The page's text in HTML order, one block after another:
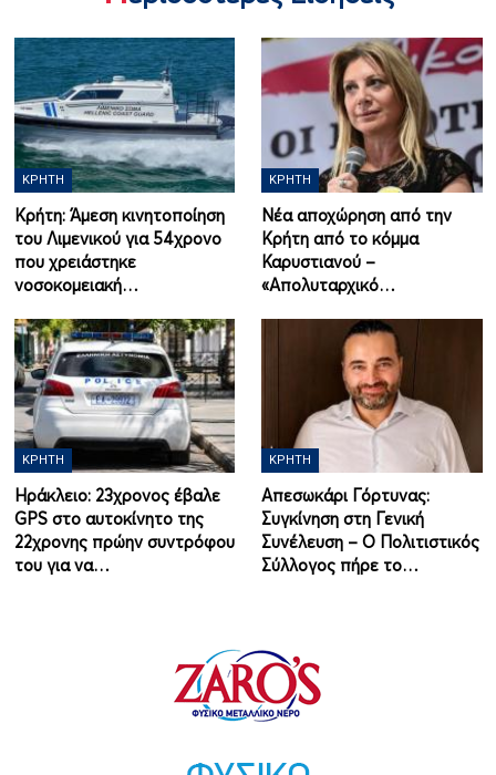
ΚΡΉΤΗ
Κρήτη: Άμεση κινητοποίηση
του Λιμενικού για 54χρονο
που χρειάστηκε
νοσοκομειακή…
ΚΡΉΤΗ
Νέα αποχώρηση από την
Κρήτη από το κόμμα
Καρυστιανού –
«Απολυταρχικό…
ΚΡΉΤΗ
Ηράκλειο: 23χρονος έβαλε
GPS στο αυτοκίνητο της
22χρονης πρώην συντρόφου
του για να…
ΚΡΉΤΗ
Απεσωκάρι Γόρτυνας:
Συγκίνηση στη Γενική
Συνέλευση – Ο Πολιτιστικός
Σύλλογος πήρε το…